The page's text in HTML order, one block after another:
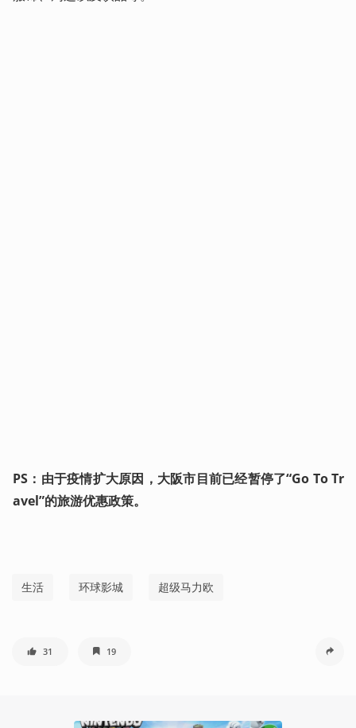
PS：由于疫情扩大原因，大阪市目前已经暂停了“Go To Tr
avel”的旅游优惠政策。
生活 环球影城 超级马力欧
31 19